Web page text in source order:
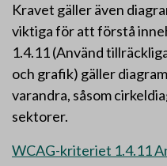
Kravet gäller även
viktiga för att förstå
1.4.11 (Använd
och grafik) gäller
varandra, såsom
sektorer.
WCAG-kriteriet 1.4.11